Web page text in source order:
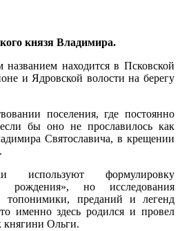
князя Владимира.
находится в Псковской
и Ядровской волости на берегу
поселения, где постоянно
бы оно не прославилось как
Святославича, в крещении
формулировку
рождения», но исследования
топонимики, преданий и легенд
именно здесь родился и провел
княгини Ольги.